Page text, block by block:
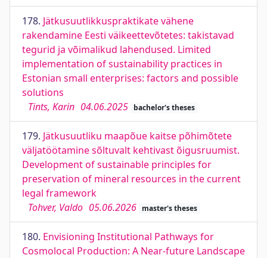
178. Jätkusuutlikkuspraktikate vähene
rakendamine Eesti väikeettevõtetes: takistavad
tegurid ja võimalikud lahendused. Limited
implementation of sustainability practices in
Estonian small enterprises: factors and possible
solutions
Tints, Karin 04.06.2025 bachelor's theses
179. Jätkusuutliku maapõue kaitse põhimõtete
väljatöötamine sõltuvalt kehtivast õigusruumist.
Development of sustainable principles for
preservation of mineral resources in the current
legal framework
Tohver, Valdo 05.06.2026 master's theses
180. Envisioning Institutional Pathways for
Cosmolocal Production: A Near-future Landscape